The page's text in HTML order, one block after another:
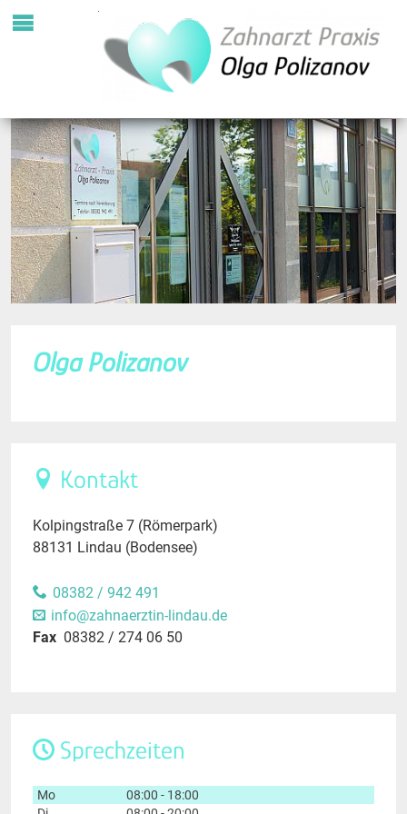
Olga Polizanov
Kontakt
Kolpingstraße 7 (Römerpark)
88131 Lindau (Bodensee)
08382 / 942 491
info@zahnaerztin-lindau.de
Fax 08382 / 274 06 50
Sprechzeiten
Mo
08:00 - 18:00